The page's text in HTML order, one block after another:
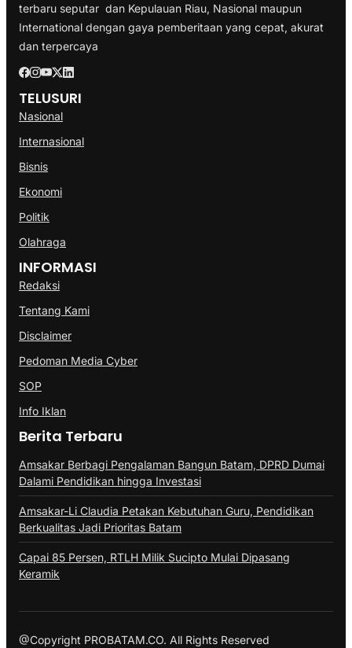
terbaru seputar dan Kepulauan Riau, Nasional maupun
International dengan gaya pemberitaan yang cepat, akurat
dan terpercaya
TELUSURI
Nasional
Internasional
Bisnis
Ekonomi
Politik
Olahraga
INFORMASI
Redaksi
Tentang Kami
Disclaimer
Pedoman Media Cyber
SOP
Info Iklan
Berita Terbaru
Amsakar Berbagi Pengalaman Bangun Batam, DPRD Dumai
Dalami Pendidikan hingga Investasi
Amsakar-Li Claudia Petakan Kebutuhan Guru, Pendidikan
Berkualitas Jadi Prioritas Batam
Capai 85 Persen, RTLH Milik Sucipto Mulai Dipasang
Keramik
@Copyright PROBATAM.CO. All Rights Reserved